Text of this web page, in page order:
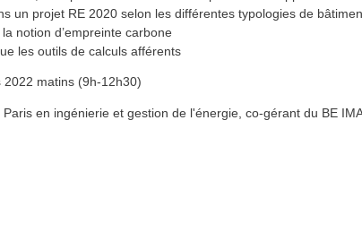
un projet RE 2020 selon les différentes typologies de
notion d’empreinte carbone
les outils de calculs afférents
matins (9h-12h30)
en ingénierie et gestion de l'énergie, co-gérant du BE